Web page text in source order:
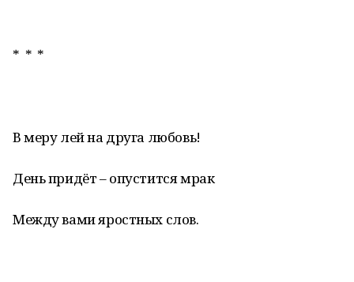
* * *
В меру лей на друга любовь!
День придёт – опустится мрак
Между вами яростных слов.